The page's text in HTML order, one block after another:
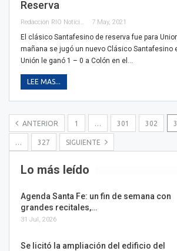
Reserva
Redacción RIO Noticias 7 May, 2021
El clásico Santafesino de reserva fue para
mañana se jugó un nuevo Clásico Santafesino
Unión le ganó 1 – 0 a Colón en el…
LEE MAS...
ANTERIOR 1 … 301 302
… 327 SIGUIENTE
Lo más leído
Agenda Santa Fe: un fin de semana con
grandes recitales,…
31 Jul, 2026
Se licitó la ampliación del edificio del